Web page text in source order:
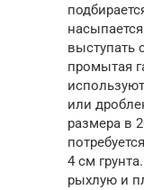
выступать
промытая
или
размера в
4 см
рыхлую и